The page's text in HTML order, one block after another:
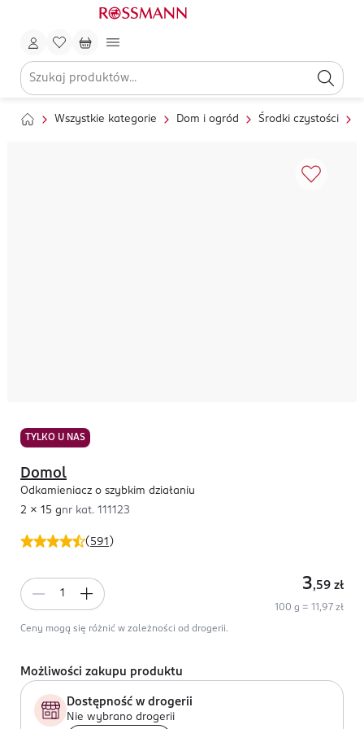
Wszystkie kategorie Dom i ogród Środki czystości
TYLKO U NAS
( 591 )
Domol
Odkamieniacz o szybkim działaniu
2 x 15 gnr kat. 111123
3,59 zł
100 g = 11,97 zł
Ceny mogą się różnić w zależności od drogerii.
Możliwości zakupu produktu
Dostępność w drogerii
Nie wybrano drogerii